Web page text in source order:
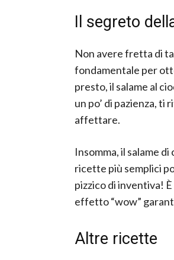
Il segreto
Non avere fretta di
fondamentale per
presto, il salame al
un po’ di pazienza,
affettare.
Insomma, il salame
ricette più semplici
pizzico di inventiva!
effetto “wow”
Altre ricette